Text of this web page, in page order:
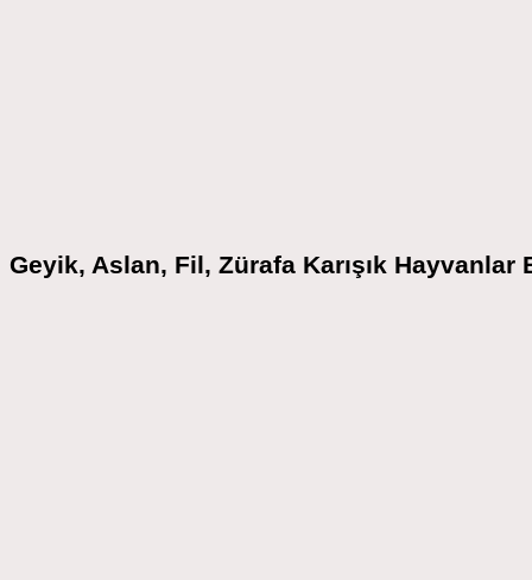
Geyik, Aslan, Fil, Zürafa Karışık Hayvanlar